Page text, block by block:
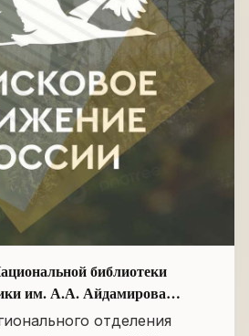
библиотеки
им. А.А. Айдамирова
отделения